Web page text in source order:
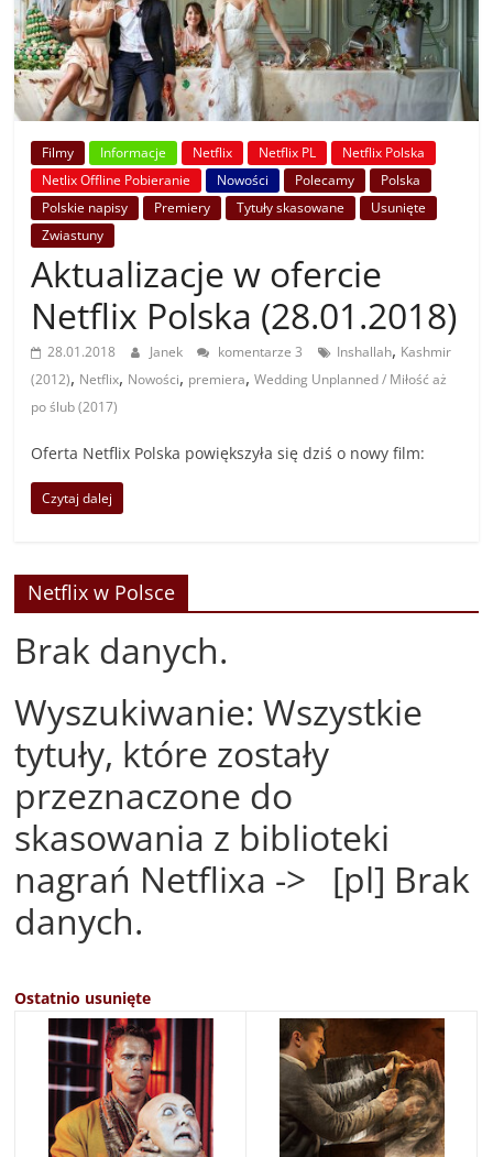
Filmy Informacje Netflix Netflix PL
Netflix Polska
Netlix Offline Pobieranie
Nowości Polecamy
Polska
Polskie napisy
Premiery Tytuły skasowane
Usunięte
Zwiastuny
Aktualizacje w ofercie
Netflix Polska (28.01.2018)
28.01.2018 Janek komentarze 3 Inshallah, Kashmir
(2012), Netflix, Nowości, premiera,Wedding Unplanned / Miłość aż
po ślub (2017)
Oferta Netflix Polska powiększyła się dziś o nowy film:
Czytaj dalej
Netflix w Polsce
Brak danych.
Wyszukiwanie: Wszystkie
tytuły, które zostały
przeznaczone do
skasowania z biblioteki
nagrań Netflixa -> [pl] Brak
danych.
Ostatnio usunięte